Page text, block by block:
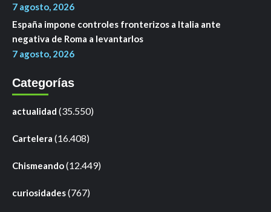
7 agosto, 2026
España impone controles fronterizos a Italia ante
negativa de Roma a levantarlos
7 agosto, 2026
Categorías
actualidad (35.550)
Cartelera (16.408)
Chismeando(12.449)
curiosidades(767)